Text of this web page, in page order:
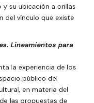
su ubicación a orillas
del vínculo que existe
Lineamientos para
la experiencia de los
público del
en materia del
las propuestas de